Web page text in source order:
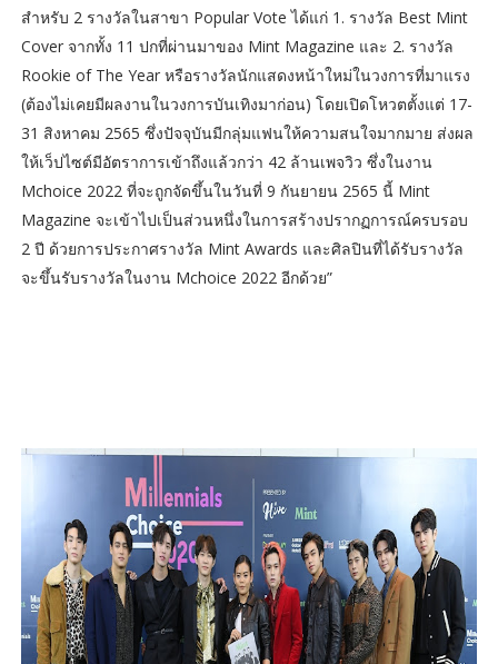
สำหรับ 2 รางวัลในสาขา Popular Vote ได้แก่ 1. รางวัล Best Mint
Cover จากทั้ง 11 ปกที่ผ่านมาของ Mint Magazine และ 2. รางวัล
Rookie of The Year หรือรางวัลนักแสดงหน้าใหม่ในวงการที่มาแรง
(ต้องไม่เคยมีผลงานในวงการบันเทิงมาก่อน) โดยเปิดโหวตตั้งแต่ 17-
31 สิงหาคม 2565 ซึ่งปัจจุบันมีกลุ่มแฟนให้ความสนใจมากมาย ส่งผล
ให้เว็ปไซต์มีอัตราการเข้าถึงแล้วกว่า 42 ล้านเพจวิว ซึ่งในงาน
Mchoice 2022 ที่จะถูกจัดขึ้นในวันที่ 9 กันยายน 2565 นี้ Mint
Magazine จะเข้าไปเป็นส่วนหนึ่งในการสร้างปรากฏการณ์ครบรอบ
2 ปี ด้วยการประกาศรางวัล Mint Awards และศิลปินที่ได้รับรางวัล
จะขึ้นรับรางวัลในงาน Mchoice 2022 อีกด้วย”